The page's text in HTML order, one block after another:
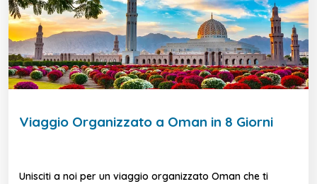
Viaggio Organizzato a Oman in 8 Giorni
Unisciti a noi per un viaggio organizzato Oman che ti